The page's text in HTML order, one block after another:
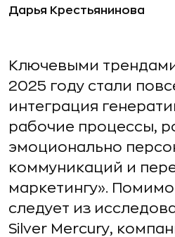
Дарья Крестьянинова
Ключевыми
2025 году стали
интеграция
рабочие процессы,
эмоционально
коммуникаций и
маркетингу». Помимо
следует из
Silver Mercury,